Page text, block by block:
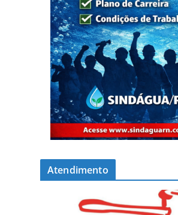
Atendimento